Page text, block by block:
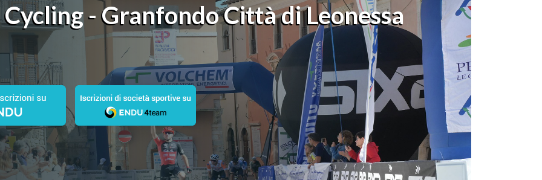
- Granfondo Città di Leonessa